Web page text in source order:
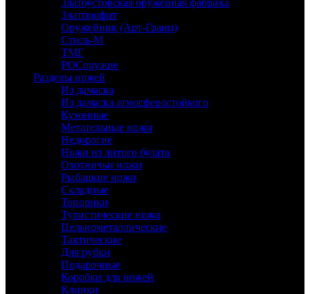
Златоустовская оружейная фабрика
Златпрофит
Оружейник (Арт-Грани)
Стиль-М
ТМГ
РОСоружие
Разделы ножей
Из дамаска
Из дамаска атмосферостойкого
Кухонные
Метательные ножи
Недорогие
Ножи из литого булата
Охотничьи ножи
Рыбацкие ножи
Складные
Топорики
Туристические ножи
Цельнометаллические
Тактические
Для рубки
Подарочные
Коробки для ножей
Клинки